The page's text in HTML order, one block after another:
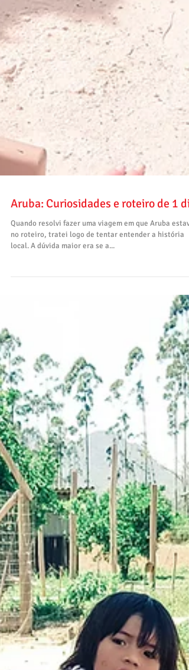
Aruba: Curiosidades e roteiro de 1 dia
Quando resolvi fazer uma viagem em que Aruba estava
no roteiro, tratei logo de tentar entender a história
local. A dúvida maior era se a...